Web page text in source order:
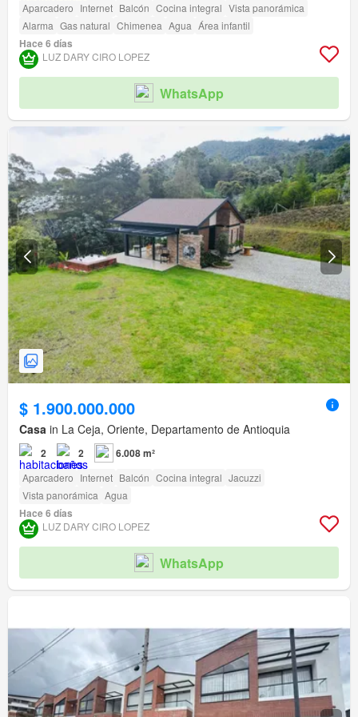
Aparcadero Internet Balcón Cocina integral Vista panorámica
Alarma Gas natural Chimenea Agua Área infantil
Hace 6 días
LUZ DARY CIRO LOPEZ
WhatsApp
$ 1.900.000.000
Casa in La Ceja, Oriente, Departamento de Antioquia
2 2 6.008 m²
Aparcadero Internet Balcón Cocina integral Jacuzzi
Vista panorámica Agua
Hace 6 días
LUZ DARY CIRO LOPEZ
WhatsApp